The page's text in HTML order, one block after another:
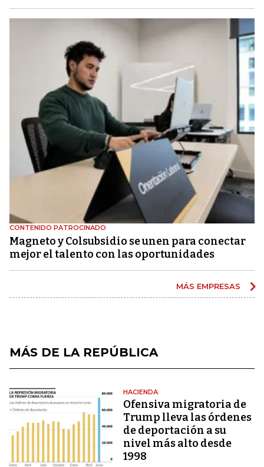
CONTENIDO PATROCINADO
Magneto y Colsubsidio se unen para conectar
mejor el talento con las oportunidades
MÁS EMPRESAS
MÁS DE LA REPÚBLICA
HACIENDA
Ofensiva migratoria de
Trump lleva las órdenes
de deportación a su
nivel más alto desde
1998